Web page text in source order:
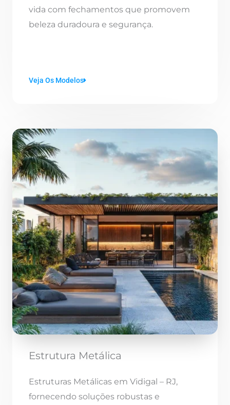
vida com fechamentos que promovem
beleza duradoura e segurança.
Veja Os Modelos
Estrutura Metálica
Estruturas Metálicas em Vidigal – RJ,
fornecendo soluções robustas e